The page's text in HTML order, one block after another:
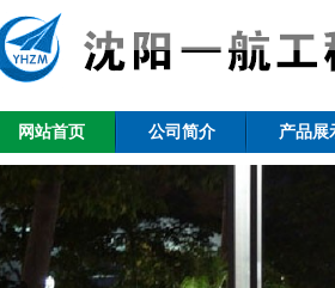
网站首页 公司简介 产品展